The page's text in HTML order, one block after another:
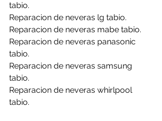
tabio.
Reparacion de neveras lg tabio.
Reparacion de neveras mabe tabio.
Reparacion de neveras panasonic
tabio.
Reparacion de neveras samsung
tabio.
Reparacion de neveras whirlpool
tabio.